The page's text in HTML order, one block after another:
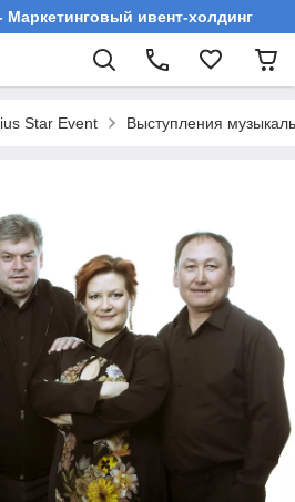
Маркетинговый ивент-холдинг
Star Event Выступления